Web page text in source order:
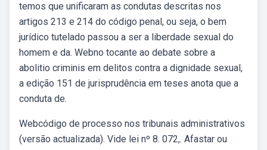
temos que unificaram as condutas descritas nos
artigos 213 e 214 do código penal, ou seja, o bem
jurídico tutelado passou a ser a liberdade sexual do
homem e da. Webno tocante ao debate sobre a
abolitio criminis em delitos contra a dignidade sexual,
a edição 151 de jurisprudência em teses anota que a
conduta de.
Webcódigo de processo nos tribunais administrativos
(versão actualizada). Vide lei nº 8. 072,. Afastar ou